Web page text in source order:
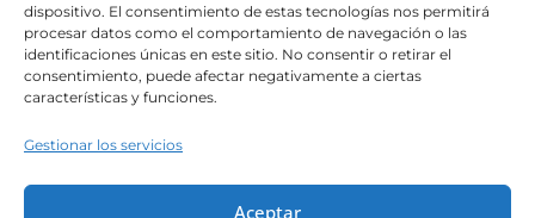
dispositivo. El consentimiento de estas tecnologías nos permitirá
procesar datos como el comportamiento de navegación o las
identificaciones únicas en este sitio. No consentir o retirar el
consentimiento, puede afectar negativamente a ciertas
características y funciones.
Gestionar los servicios
Aceptar
Hazte distribuidor
List Title #1
List Title #2
List Title #3